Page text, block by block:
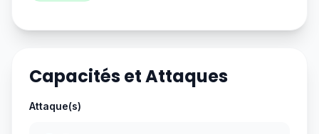
Capacités et Attaques
Attaque(s)